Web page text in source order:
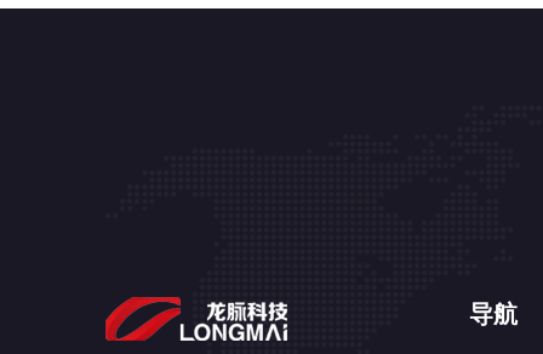
导航